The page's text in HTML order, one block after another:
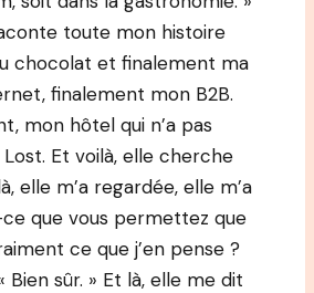
toute mon histoire
chocolat et finalement ma
finalement mon B2B.
mon hôtel qui n’a pas
Et voilà, elle cherche
elle m’a regardée, elle m’a
que vous permettez que
ce que j’en pense ?
Bien sûr. » Et là, elle me dit